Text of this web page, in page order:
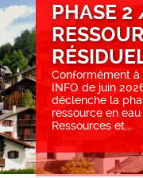
PHASE 2
Conformément
INFO de juin
déclenche la
ressource en
Ressources et...